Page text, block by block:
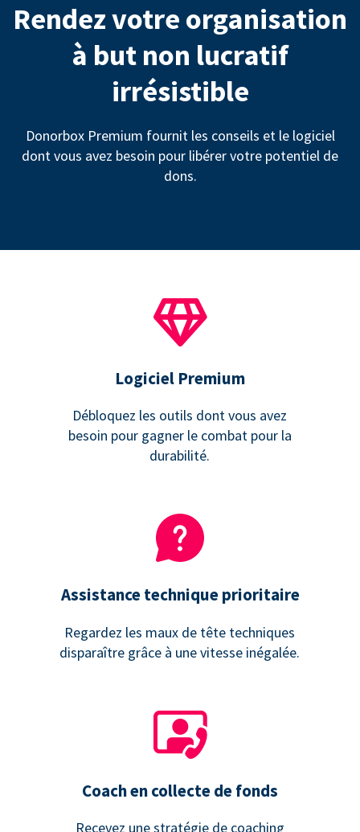
Rendez votre organisation
à but non lucratif
irrésistible
Donorbox Premium fournit les conseils et le logiciel
dont vous avez besoin pour libérer votre potentiel de
dons.
Logiciel Premium
Débloquez les outils dont vous avez
besoin pour gagner le combat pour la
durabilité.
Assistance technique prioritaire
Regardez les maux de tête techniques
disparaître grâce à une vitesse inégalée.
Coach en collecte de fonds
Recevez une stratégie de coaching